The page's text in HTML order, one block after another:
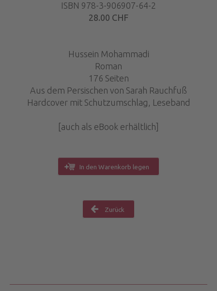
ISBN 978-3-906907-64-2
28.00 CHF
Hussein Mohammadi
Roman
176 Seiten
Aus dem Persischen von Sarah Rauchfuß
Hardcover mit Schutzumschlag, Leseband
[auch als eBook erhältlich]
In den Warenkorb legen
Zurück